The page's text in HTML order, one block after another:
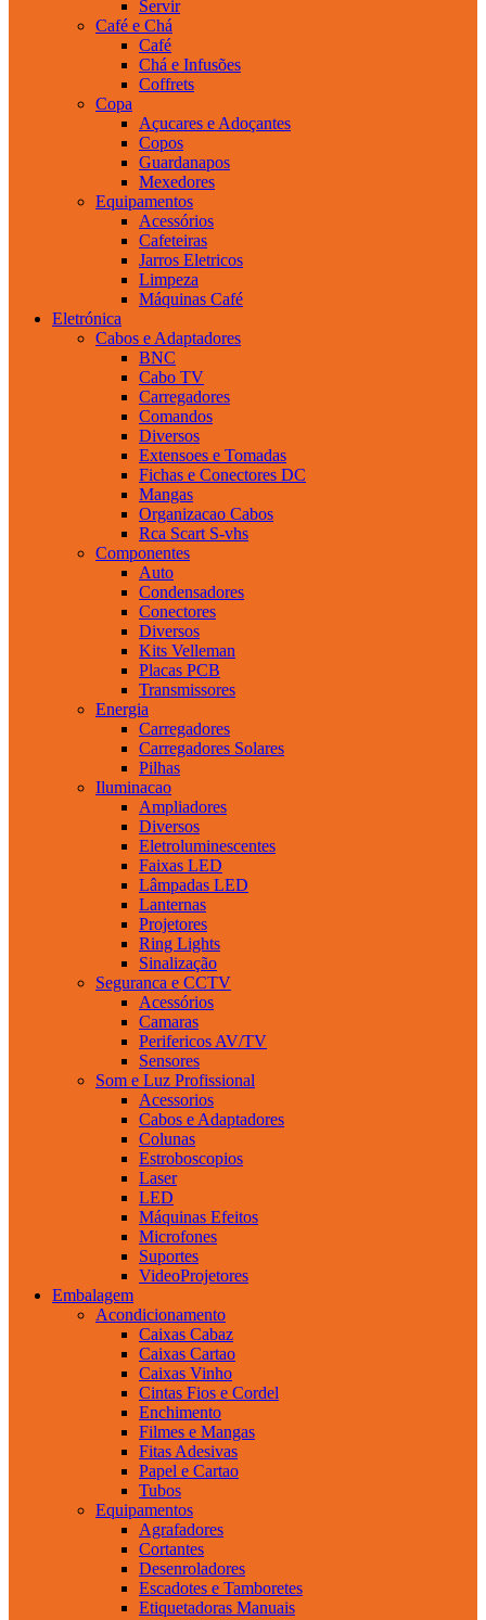
Servir
Café e Chá
Café
Chá e Infusões
Coffrets
Copa
Açucares e Adoçantes
Copos
Guardanapos
Mexedores
Equipamentos
Acessórios
Cafeteiras
Jarros Eletricos
Limpeza
Máquinas Café
Eletrónica
Cabos e Adaptadores
BNC
Cabo TV
Carregadores
Comandos
Diversos
Extensoes e Tomadas
Fichas e Conectores DC
Mangas
Organizacao Cabos
Rca Scart S-vhs
Componentes
Auto
Condensadores
Conectores
Diversos
Kits Velleman
Placas PCB
Transmissores
Energia
Carregadores
Carregadores Solares
Pilhas
Iluminacao
Ampliadores
Diversos
Eletroluminescentes
Faixas LED
Lâmpadas LED
Lanternas
Projetores
Ring Lights
Sinalização
Seguranca e CCTV
Acessórios
Camaras
Perifericos AV/TV
Sensores
Som e Luz Profissional
Acessorios
Cabos e Adaptadores
Colunas
Estroboscopios
Laser
LED
Máquinas Efeitos
Microfones
Suportes
VideoProjetores
Embalagem
Acondicionamento
Caixas Cabaz
Caixas Cartao
Caixas Vinho
Cintas Fios e Cordel
Enchimento
Filmes e Mangas
Fitas Adesivas
Papel e Cartao
Tubos
Equipamentos
Agrafadores
Cortantes
Desenroladores
Escadotes e Tamboretes
Etiquetadoras Manuais